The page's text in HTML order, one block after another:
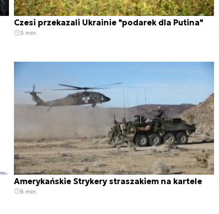
Czesi przekazali Ukrainie "podarek dla Putina"
3 min.
Amerykańskie Strykery straszakiem na kartele
6 min.